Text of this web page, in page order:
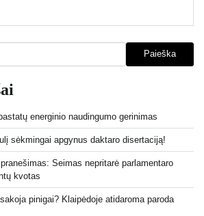
Paieška
energinio naudingumo gerinimas
sėkmingai apgynus daktaro disertaciją!
Seimas nepritarė parlamentaro
kvotas
pinigai? Klaipėdoje atidaroma paroda